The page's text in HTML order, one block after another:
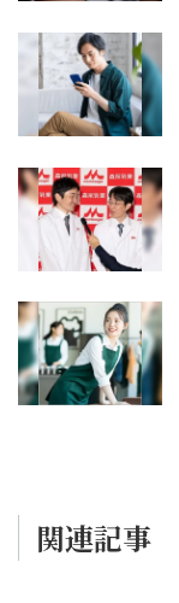
関連記事